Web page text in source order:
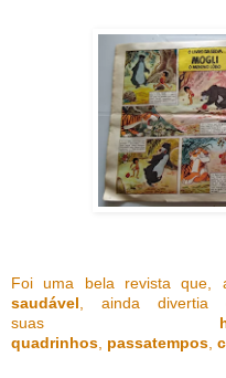
Foi uma bela revista que,
saudável, ainda divertia
suas
quadrinhos, passatempos,